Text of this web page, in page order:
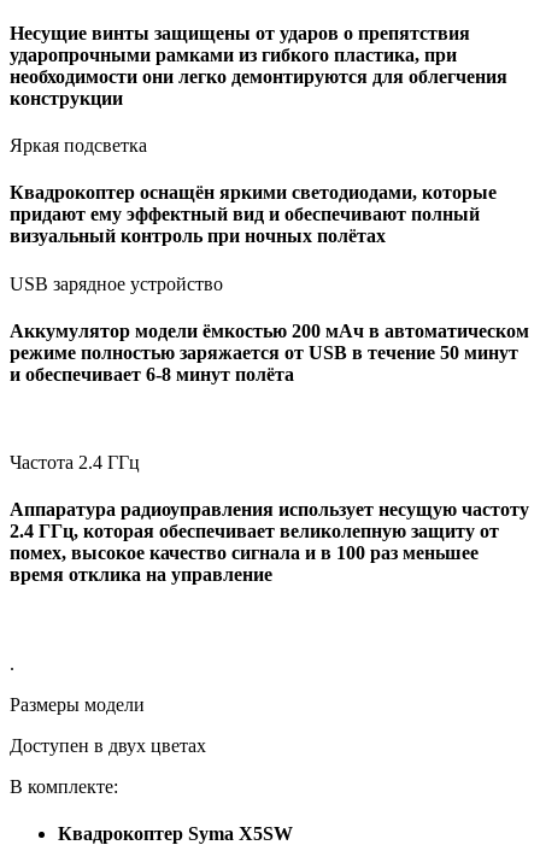
Несущие винты защищены от ударов о препятствия
ударопрочными рамками из гибкого пластика, при
необходимости они легко демонтируются для облегчения
конструкции
Яркая подсветка
Квадрокоптер оснащён яркими светодиодами, которые
придают ему эффектный вид и обеспечивают полный
визуальный контроль при ночных полётах
USB зарядное устройство
Аккумулятор модели ёмкостью 200 мАч в автоматическом
режиме полностью заряжается от USB в течение 50 минут
и обеспечивает 6-8 минут полёта
Частота 2.4 ГГц
Аппаратура радиоуправления использует несущую частоту
2.4 ГГц, которая обеспечивает великолепную защиту от
помех, высокое качество сигнала и в 100 раз меньшее
время отклика на управление
.
Размеры модели
Доступен в двух цветах
В комплекте:
Квадрокоптер Syma X5SW